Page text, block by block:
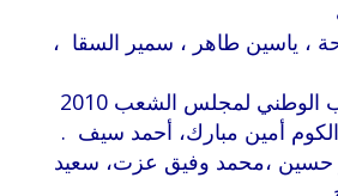
، ياسين طاهر ، سمير السقا ،
– واما مرشحي الحزب الوطني لمجلس الشعب 2010
الكوم أمين مبارك، أحمد سيف .
حسين ،محمد وفيق عزت، سعيد